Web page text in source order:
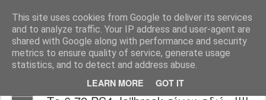
This site uses cookies from Google to deliver its services
and to analyze traffic. Your IP address and user-agent are
shared with Google along with performance and security
metrics to ensure quality of service, generate usage
statistics, and to detect and address abuse.
LEARN MORE GOT IT
www.psjailbreak.gr Καλωσήρθατε στο No1 site για τις κονσόλες Playstation στην Ελλάδα
Pages